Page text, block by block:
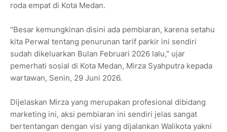
roda empat di Kota Medan.
"Besar kemungkinan disini ada pembiaran, karena setahu
kita Perwal tentang penurunan tarif parkir ini sendiri
sudah dikeluarkan Bulan Februari 2026 lalu," ujar
pemerhati sosial di Kota Medan, Mirza Syahputra kepada
wartawan, Senin, 29 Juni 2026.
Dijelaskan Mirza yang merupakan profesional dibidang
marketing ini, aksi pembiaran ini sendiri jelas sangat
bertentangan dengan visi yang dijalankan Walikota yakni